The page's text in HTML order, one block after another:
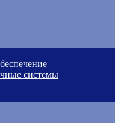
системы